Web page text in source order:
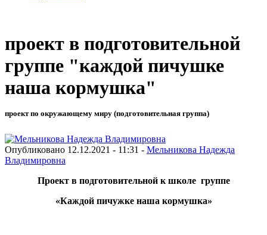
проект в подготовительной
группе "каждой пичушке
наша кормушка"
проект по окружающему миру (подготовительная группа)
Опубликовано 12.12.2021 - 11:31 - Мельникова Надежда
Владимировна
Проект в подготовительной к школе группе
«Каждой пичужке наша кормушка»